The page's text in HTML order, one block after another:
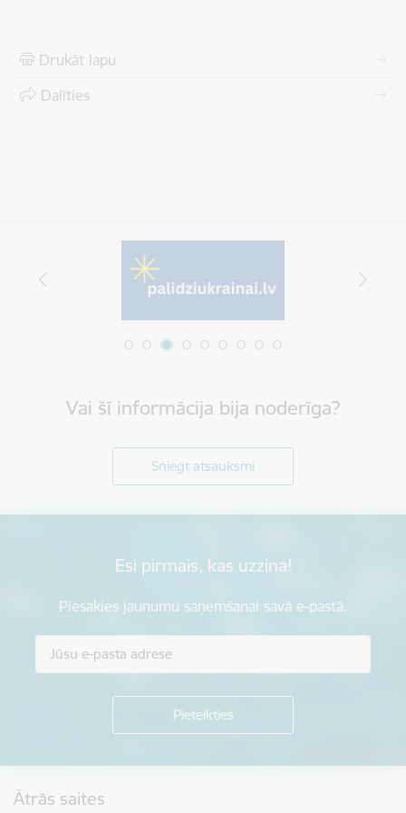
Drukāt lapu
Dalīties
Vai šī informācija bija noderīga?
Sniegt atsauksmi
Esi pirmais, kas uzzina!
Piesakies jaunumu saņemšanai savā e-pastā.
Ātrās saites